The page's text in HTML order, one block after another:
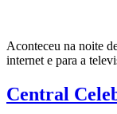
Aconteceu na noite
internet e para a
Central